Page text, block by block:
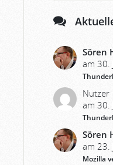
Sören
am 30.
Nutzer
am 30.
Sören
am 23.
Mozilla